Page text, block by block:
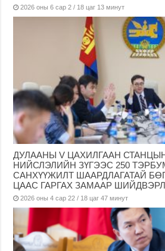
2026 оны 6 сар 2 / 18 цаг 13 минут
ДУЛААНЫ V ЦАХИЛГААН
НИЙСЛЭЛИЙН ЗҮГЭЭС 250
САНХҮҮЖИЛТ ШААРДЛАГАТАЙ
ЦААС ГАРГАХ ЗАМААР
2026 оны 4 сар 22 / 18 цаг 47 минут